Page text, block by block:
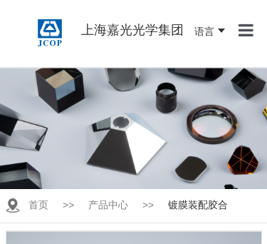
新
语言
上海嘉光光学集团
首页 >> 产品中心 >> 镀膜装配胶合